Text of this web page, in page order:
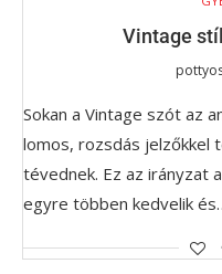
Vintage
Sokan a Vintage szót az
lomos, rozsdás jelzőkkel
tévednek. Ez az irányzat
egyre többen kedvelik